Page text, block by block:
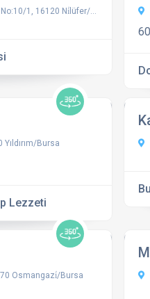
16120 Ni̇lüfer/Bursa, Türkiye
Bursa
Lezzeti
Osmangazi̇/Bursa